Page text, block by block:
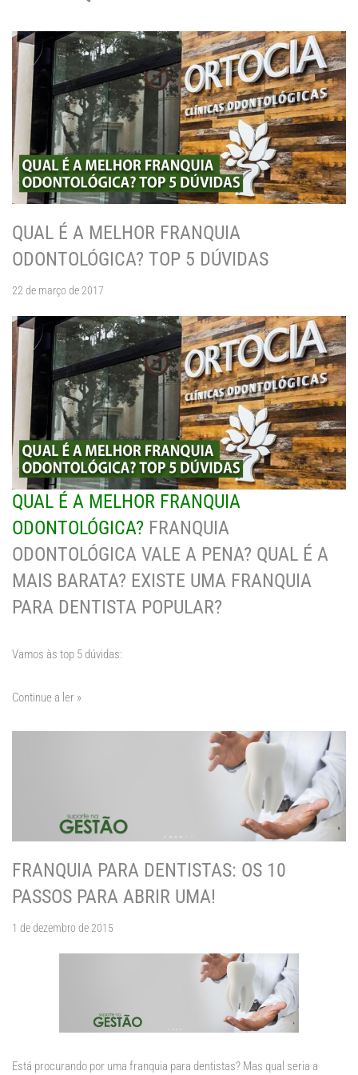
QUAL É A MELHOR FRANQUIA
ODONTOLÓGICA? TOP 5 DÚVIDAS
22 de março de 2017
QUAL É A MELHOR FRANQUIA
ODONTOLÓGICA? FRANQUIA
ODONTOLÓGICA VALE A PENA? QUAL É A
MAIS BARATA? EXISTE UMA FRANQUIA
PARA DENTISTA POPULAR?
Vamos às top 5 dúvidas:
Continue a ler »
FRANQUIA PARA DENTISTAS: OS 10
PASSOS PARA ABRIR UMA!
1 de dezembro de 2015
Está procurando por uma franquia para dentistas? Mas qual seria a